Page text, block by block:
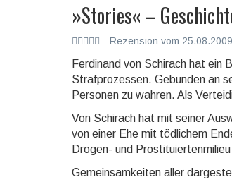
»Stories« –
Rezension vom 25.08.2009
Ferdinand von Schirach hat ein
Strafprozessen. Gebunden an
Personen zu wahren. Als
Von Schirach hat mit seiner
von einer Ehe mit tödlichem
Drogen- und
Gemeinsamkeiten aller